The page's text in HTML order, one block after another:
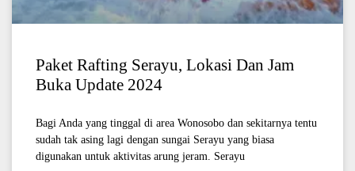
Paket Rafting Serayu, Lokasi Dan Jam
Buka Update 2024
Bagi Anda yang tinggal di area Wonosobo dan sekitarnya tentu
sudah tak asing lagi dengan sungai Serayu yang biasa
digunakan untuk aktivitas arung jeram. Serayu